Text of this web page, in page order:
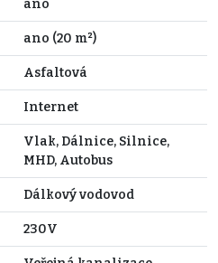
ano
ano (20 m²)
Asfaltová
Internet
Vlak, Dálnice, Silnice,
MHD, Autobus
Dálkový vodovod
230V